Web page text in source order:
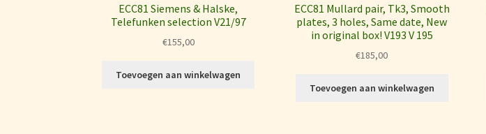
ECC81 Siemens & Halske,
Telefunken selection V21/97
€155,00
Toevoegen aan winkelwagen
ECC81 Mullard pair, Tk3, Smooth
plates, 3 holes, Same date, New
in original box! V193 V 195
€185,00
Toevoegen aan winkelwagen